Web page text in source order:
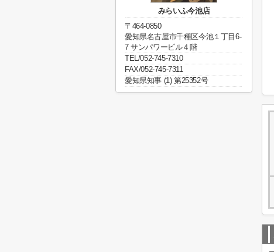
みらいふ今池店
〒464-0850
愛知県名古屋市千種区今池１丁目6-
7 サンパワービル４階
TEL/052-745-7310
FAX/052-745-7311
愛知県知事 (1) 第25352号